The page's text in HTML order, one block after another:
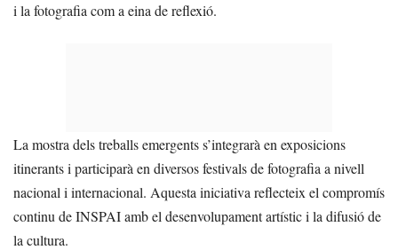
i la fotografia com a eina de reflexió.
La mostra dels treballs emergents s’integrarà en exposicions
itinerants i participarà en diversos festivals de fotografia a nivell
nacional i internacional. Aquesta iniciativa reflecteix el compromís
continu de INSPAI amb el desenvolupament artístic i la difusió de
la cultura.